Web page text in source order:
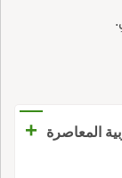
المعاصرة +